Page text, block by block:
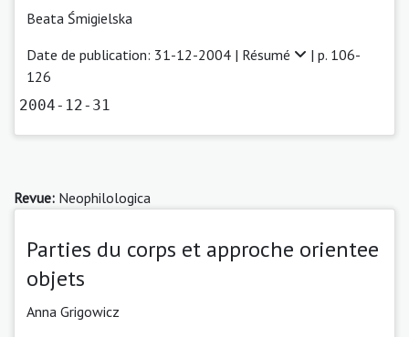
Beata Śmigielska
Date de publication: 31-12-2004 | Résumé
| p. 106-
126
2004-12-31
Revue: Neophilologica
Parties du corps et approche orientee
objets
Anna Grigowicz